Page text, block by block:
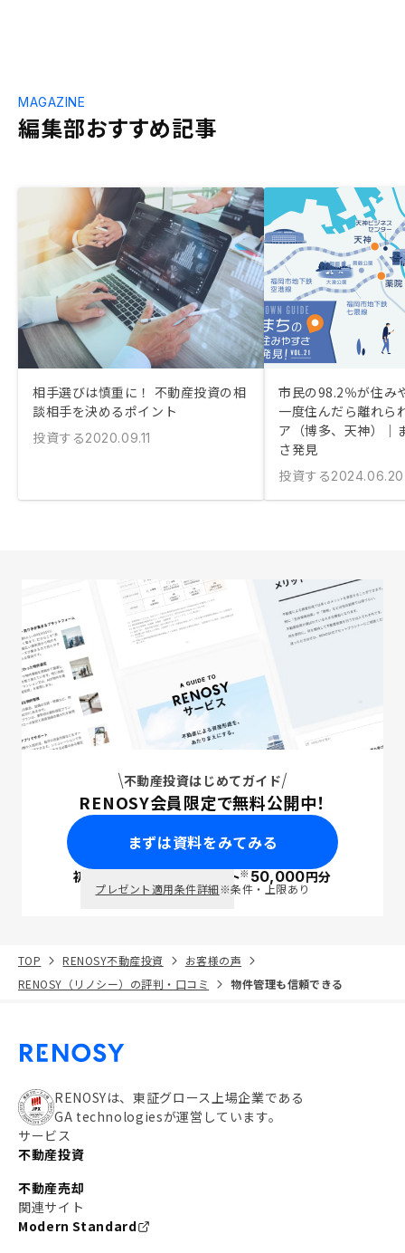
編集部おすすめ記事
MAGAZINE
相手選びは慎重に！ 不動産投資の相
談相手を決めるポイント
投資する2020.09.11
市民の98.2％が住み
一度住んだら離れら
ア（博多、天神）｜
さ発見
投資する2024.06.20
不動産投資はじめてガイド
RENOSY会員限定で無料公開中！
まずは資料をみてみる
初回面談で ポイント※50,000円分
プレゼント適用条件詳細※条件・上限あり
TOP RENOSY不動産投資
お客様の声
RENOSY（リノシー）の評判・口コミ
物件管理も信頼できる
RENOSYは、東証グロース上場企業である
GA technologiesが運営しています。
サービス
不動産投資
不動産売却
関連サイト
Modern Standard